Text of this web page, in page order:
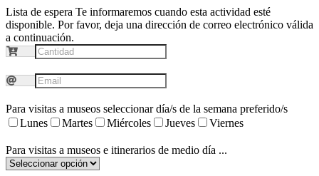
Lista de espera Te informaremos cuando esta actividad esté
disponible. Por favor, deja una dirección de correo electrónico válida
a continuación.
Para visitas a museos seleccionar día/s de la semana preferido/s
Lunes
Martes Miércoles Jueves Viernes
Para visitas a museos e itinerarios de medio día ...